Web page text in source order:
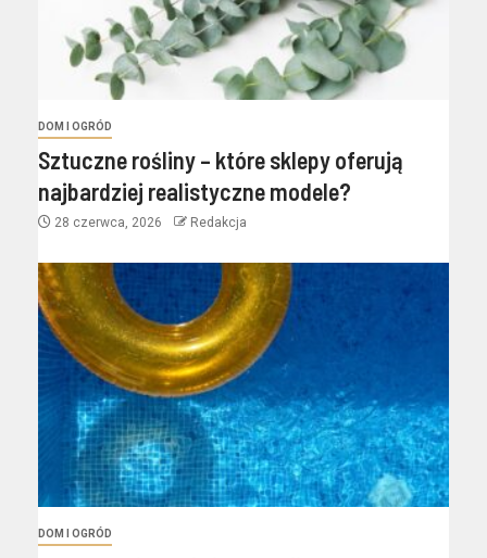
DOM I OGRÓD
Sztuczne rośliny – które sklepy oferują
najbardziej realistyczne modele?
28 czerwca, 2026 Redakcja
DOM I OGRÓD